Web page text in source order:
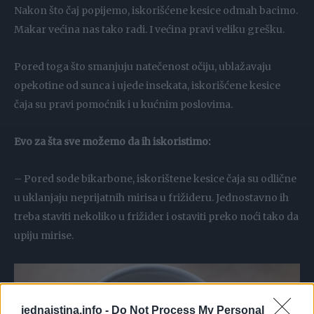
jednaistina.info - Do Not Process My Personal
Nakon što čaj popijemo, iskorišćene kesice odmah bacimo.
Makar većina nas tako radi. I većina pravi veliku grešku.
Pored toga što smanjuju natečenost očiju, ublažavaju
opekotine od sunca i ujede insekata, iskorišćene kesice
čaja su pravi pomoćnik i u kućnim poslovima.
Evo za šta sve možemo da ih iskoristimo:
– Pored sode bikarbone, iskorištene kesice čaja su odlične
u uklanjaju neprijatnih mirisa u frižideru. Jednostavno ih
treba staviti nekoliko u frižider i ostaviti preko noći tako da
upiju mirise.